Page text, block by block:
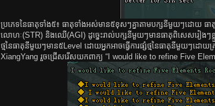
ប្រភេទនៃធាតុទាំង៥៖ ធាតុទាំងអស់មាន៥ខុសៗគ្នាតាមបក្សនីមួយៗដោយ ធា
លោហៈ(STR) និងឈើ(AGI) ដូច្នេះរាល់បក្សនីមួយៗមានធាតុពិសេសរៀងៗខ្
ថ្មនៃធាតុនីមួយៗមាន៥Level ដោយអ្នកអាចធ្វើការផ្សំថ្មនៃធាតុនីមួយៗដោ
XiangYang រួចជ្រើសរើសយកពាក្យ “I would like to refine Five